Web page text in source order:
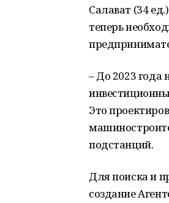
Салават (34
теперь
– До 2023 года
Это
подстанций.
Для поиска и
создание